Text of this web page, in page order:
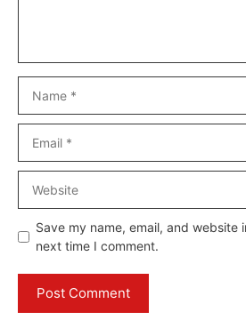
Save my name, email, and website
next time I comment.